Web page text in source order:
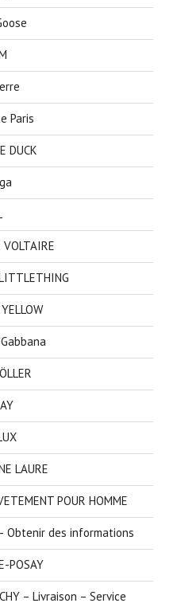
Paris
DUCK
LAURE
POUR HOMME
Obtenir des informations
POSAY
– Livraison – Service